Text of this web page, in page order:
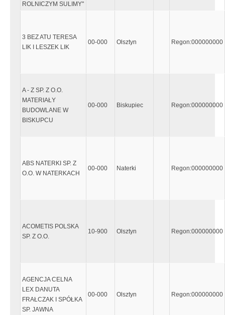
ROLNICZYM SULIMY"
3 BEZ ATU TERESA
LIK I LESZEK LIK
00-000 Olsztyn Regon:000000000
A - Z SP. Z O.O.
MATERIAŁY
BUDOWLANE W
BISKUPCU
00-000 Biskupiec Regon:000000000
ABS NATERKI SP. Z
O.O. W NATERKACH
00-000 Naterki Regon:000000000
ACOMETIS POLSKA
SP. Z O.O.
10-900 Olsztyn Regon:000000000
AGENCJA CELNA
LEX DANUTA
FRAŁCZAK I SPÓŁKA
SP. JAWNA
00-000 Olsztyn Regon:000000000